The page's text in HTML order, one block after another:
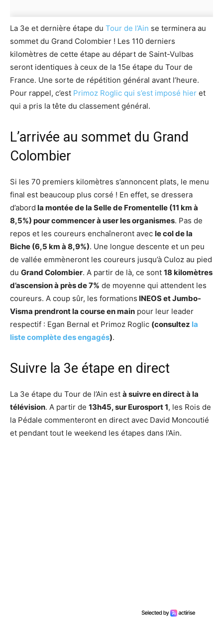
La 3e et dernière étape du Tour de l’Ain se terminera au
sommet du Grand Colombier ! Les 110 derniers
kilomètres de cette étape au départ de Saint-Vulbas
seront identiques à ceux de la 15e étape du Tour de
France. Une sorte de répétition général avant l’heure.
Pour rappel, c’est Primoz Roglic qui s’est imposé hier et
qui a pris la tête du classement général.
L’arrivée au sommet du Grand
Colombier
Si les 70 premiers kilomètres s’annoncent plats, le menu
final est beaucoup plus corsé ! En effet, se dressera
d’abord la montée de la Selle de Fromentelle (11 km à
8,5%) pour commencer à user les organismes. Pas de
repos et les coureurs enchaîneront avec le col de la
Biche (6,5 km à 8,9%). Une longue descente et un peu
de vallée emmèneront les coureurs jusqu’à Culoz au pied
du Grand Colombier. A partir de là, ce sont 18 kilomètres
d’ascension à près de 7% de moyenne qui attendent les
coureurs. A coup sûr, les formations INEOS et Jumbo-
Visma prendront la course en main pour leur leader
respectif : Egan Bernal et Primoz Roglic (consultez la
liste complète des engagés).
Suivre la 3e étape en direct
La 3e étape du Tour de l’Ain est à suivre en direct à la
télévision. A partir de 13h45, sur Eurosport 1, les Rois de
la Pédale commenteront en direct avec David Moncoutié
et pendant tout le weekend les étapes dans l’Ain.